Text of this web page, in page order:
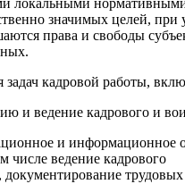
локальными
значимых целей, при
права и свободы
кадровой работы,
и ведение кадрового и
и информационное
числе ведение кадрового
документирование